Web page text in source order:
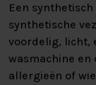
Een
synthetische
voordelig, licht,
wasmachine en
allergieën of